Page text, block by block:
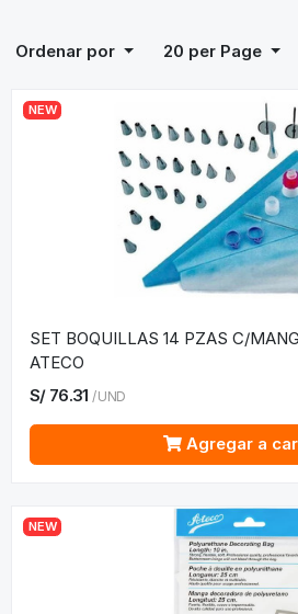
Ordenar por 20 per Page
NEW
SET BOQUILLAS 14 PZAS C/
ATECO
S/ 76.31 /UND
Agregar a
NEW